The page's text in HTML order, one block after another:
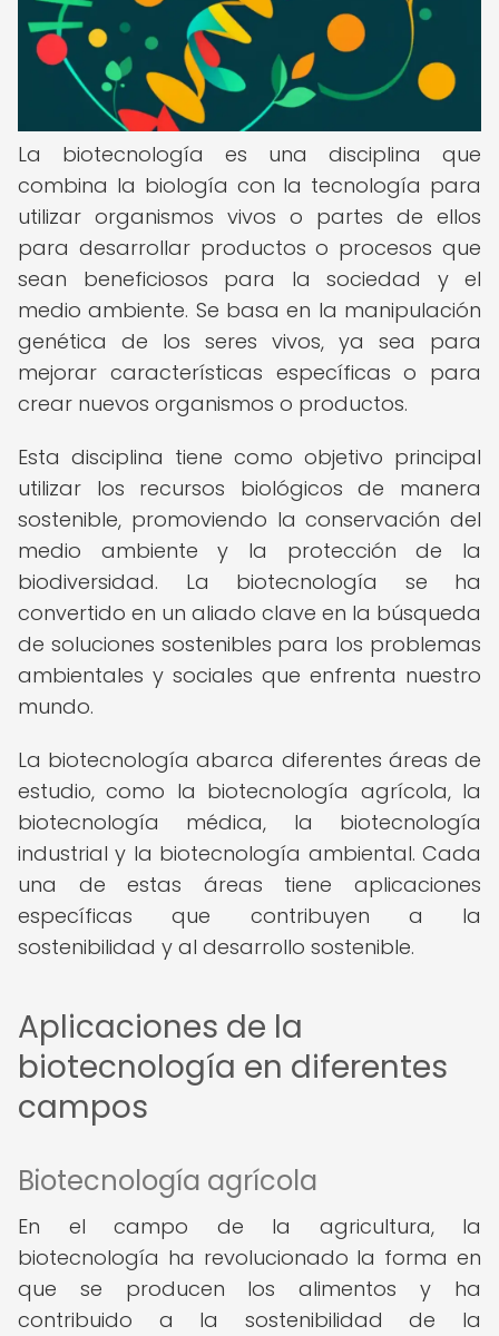
La biotecnología es una disciplina que
combina la biología con la tecnología para
utilizar organismos vivos o partes de ellos
para desarrollar productos o procesos que
sean beneficiosos para la sociedad y el
medio ambiente. Se basa en la manipulación
genética de los seres vivos, ya sea para
mejorar características específicas o para
crear nuevos organismos o productos.
Esta disciplina tiene como objetivo principal
utilizar los recursos biológicos de manera
sostenible, promoviendo la conservación del
medio ambiente y la protección de la
biodiversidad. La biotecnología se ha
convertido en un aliado clave en la búsqueda
de soluciones sostenibles para los problemas
ambientales y sociales que enfrenta nuestro
mundo.
La biotecnología abarca diferentes áreas de
estudio, como la biotecnología agrícola, la
biotecnología médica, la biotecnología
industrial y la biotecnología ambiental. Cada
una de estas áreas tiene aplicaciones
específicas que contribuyen a la
sostenibilidad y al desarrollo sostenible.
Aplicaciones de la
biotecnología en diferentes
campos
Biotecnología agrícola
En el campo de la agricultura, la
biotecnología ha revolucionado la forma en
que se producen los alimentos y ha
contribuido a la sostenibilidad de la